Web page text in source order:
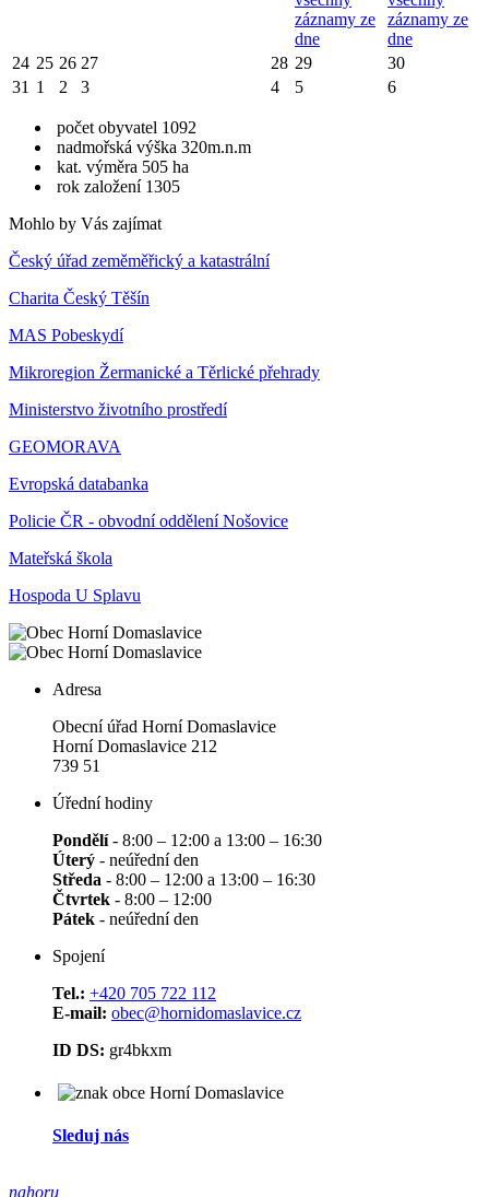
záznamy ze
dne
záznamy ze
dne
24 25 26 27 28 29
30
31 1 2 3 4 5 6
počet obyvatel 1092
nadmořská výška 320m.n.m
kat. výměra 505 ha
rok založení 1305
Mohlo by Vás zajímat
Český úřad zeměměřický a katastrální
Charita Český Těšín
MAS Pobeskydí
Mikroregion Žermanické a Těrlické přehrady
Ministerstvo životního prostředí
GEOMORAVA
Evropská databanka
Policie ČR - obvodní oddělení Nošovice
Mateřská škola
Hospoda U Splavu
Adresa
Obecní úřad Horní Domaslavice
Horní Domaslavice 212
739 51
Úřední hodiny
Pondělí- 8:00 – 12:00 a 13:00 – 16:30
Úterý - neúřední den
Středa - 8:00 – 12:00 a 13:00 – 16:30
Čtvrtek - 8:00 – 12:00
Pátek - neúřední den
Spojení
Tel.: +420 705 722 112
E-mail: obec@hornidomaslavice.cz
ID DS: gr4bkxm
Sleduj nás
nahoru